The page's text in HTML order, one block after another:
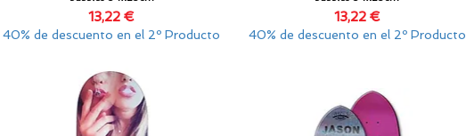
Precio
13,22 €
40% de descuento en el 2º Producto
Precio
13,22 €
40% de descuento en el 2º Producto